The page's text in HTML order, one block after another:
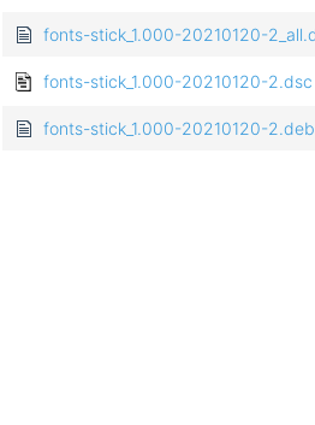
fonts-stick_1.000-20210120-
fonts-stick_1.000-20210120-2.dsc
fonts-stick_1.000-20210120-